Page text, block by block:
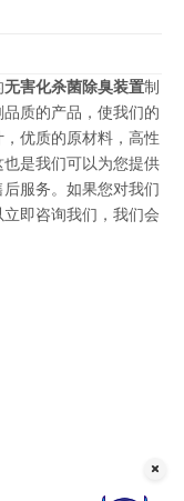
无害化杀菌除臭装置制
质的产品，使我们的
优质的原材料，高性
是我们可以为您提供
服务。如果您对我们
即咨询我们，我们会